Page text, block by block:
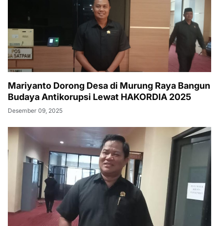
Mariyanto Dorong Desa di Murung Raya Bangun
Budaya Antikorupsi Lewat HAKORDIA 2025
Desember 09, 2025